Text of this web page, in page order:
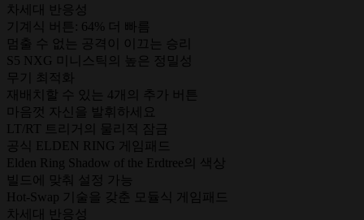
차세대 반응성
기계식 버튼: 64% 더 빠름
멈출 수 없는 공격이 이끄는 승리
S5 NXG 미니스틱의 높은 정밀성
무기 최적화
재배치할 수 있는 4개의 추가 버튼
마음껏 자신을 발휘하세요
LT/RT 트리거의 물리적 잠금
공식 ELDEN RING 게임패드
Elden Ring Shadow of the Erdtree의 색상
빌드에 맞춰 설정 가능
Hot-Swap 기술을 갖춘 모듈식 게임패드
차세대 반응성